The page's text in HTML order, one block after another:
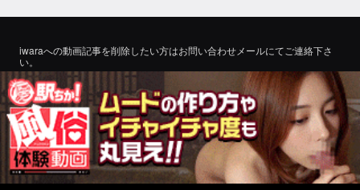
iwaraへの動画記事を削除したい方はお問い合わせメールにてご連絡下さ
い。
If you would like to remove a video article to iwara, please contact us by
email for inquiry.
お問い合わせ ©2022 エロMMDTube